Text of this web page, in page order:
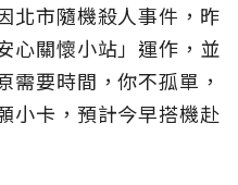
北市隨機殺人事件，昨
心關懷小站」運作，並
需要時間，你不孤單，
小卡，預計今早搭機赴